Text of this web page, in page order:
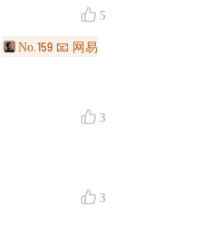
5
No.159 📧 网易
3
3